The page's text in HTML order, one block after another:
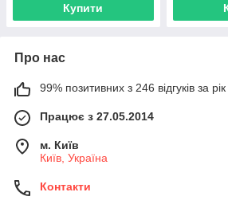
Купити
Про нас
99% позитивних з 246 відгуків за рік
Працює з 27.05.2014
м. Київ
Київ, Україна
Контакти